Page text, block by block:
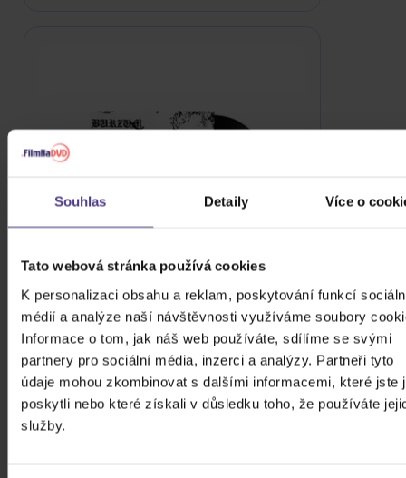
Souhlas Detaily Více o
Tato webová stránka používá cookies
K personalizaci obsahu a reklam, poskytování funkcí
médií a analýze naší návštěvnosti využíváme soubory
Informace o tom, jak náš web používáte, sdílíme se svými
partnery pro sociální média, inzerci a analýzy. Partneři tyto
údaje mohou zkombinovat s dalšími informacemi, které jste
poskytli nebo které získali v důsledku toho, že používáte
služby.
Burzum: Aske
Vinyl
Skladem 789 Kč